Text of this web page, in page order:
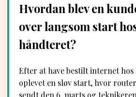
Hvordan blev en
over langsom start
håndteret?
Efter at have bestilt internet hos
oplevet en sløv start, hvor